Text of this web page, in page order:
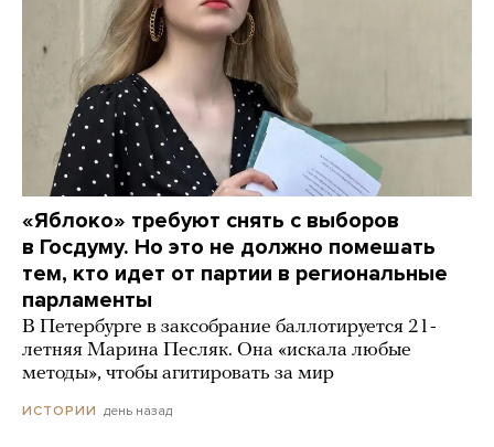
«Яблоко» требуют снять с выборов
в Госдуму. Но это не должно помешать
тем, кто идет от партии в региональные
парламенты
В Петербурге в заксобрание баллотируется 21-
летняя Марина Песляк. Она «искала любые
методы», чтобы агитировать за мир
ИСТОРИИ день назад